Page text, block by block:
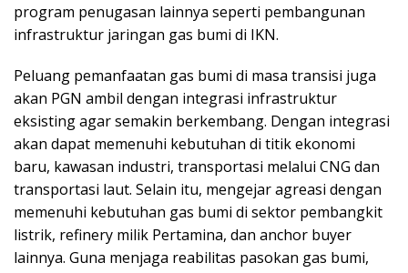
program penugasan lainnya seperti pembangunan
infrastruktur jaringan gas bumi di IKN.
Peluang pemanfaatan gas bumi di masa transisi juga
akan PGN ambil dengan integrasi infrastruktur
eksisting agar semakin berkembang. Dengan integrasi
akan dapat memenuhi kebutuhan di titik ekonomi
baru, kawasan industri, transportasi melalui CNG dan
transportasi laut. Selain itu, mengejar agreasi dengan
memenuhi kebutuhan gas bumi di sektor pembangkit
listrik, refinery milik Pertamina, dan anchor buyer
lainnya. Guna menjaga reabilitas pasokan gas bumi,